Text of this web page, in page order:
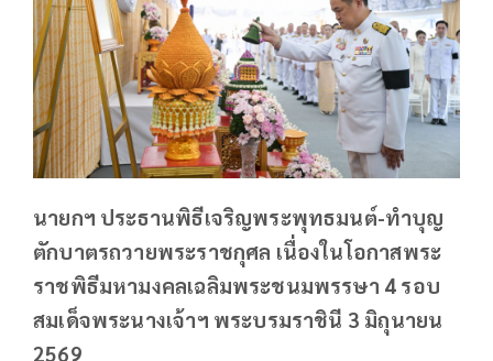
นายกฯ ประธานพิธีเจริญพระพุทธมนต์-ทำบุญ
ตักบาตรถวายพระราชกุศล เนื่องในโอกาสพระ
ราชพิธีมหามงคลเฉลิมพระชนมพรรษา 4 รอบ
สมเด็จพระนางเจ้าฯ พระบรมราชินี 3 มิถุนายน
2569